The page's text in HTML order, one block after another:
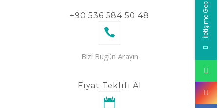
+90 536 584 50 48
Bizi Bugün Arayın
Fiyat Teklifi Al
İletişime Geç